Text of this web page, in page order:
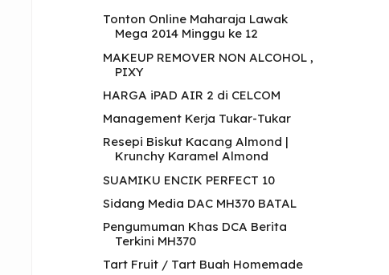
Tonton Online Maharaja Lawak
Mega 2014 Minggu ke 12
MAKEUP REMOVER NON ALCOHOL ,
PIXY
HARGA iPAD AIR 2 di CELCOM
Management Kerja Tukar-Tukar
Resepi Biskut Kacang Almond |
Krunchy Karamel Almond
SUAMIKU ENCIK PERFECT 10
Sidang Media DAC MH370 BATAL
Pengumuman Khas DCA Berita
Terkini MH370
Tart Fruit / Tart Buah Homemade